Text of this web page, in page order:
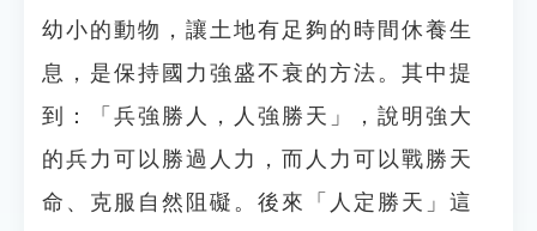
幼小的動物，讓土地有足夠的時間休養生
息，是保持國力強盛不衰的方法。其中提
到：「兵強勝人，人強勝天」，說明強大
的兵力可以勝過人力，而人力可以戰勝天
命、克服自然阻礙。後來「人定勝天」這